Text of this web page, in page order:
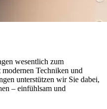
wesentlich zum
Techniken und
unterstützen wir Sie dabei,
– einfühlsam und